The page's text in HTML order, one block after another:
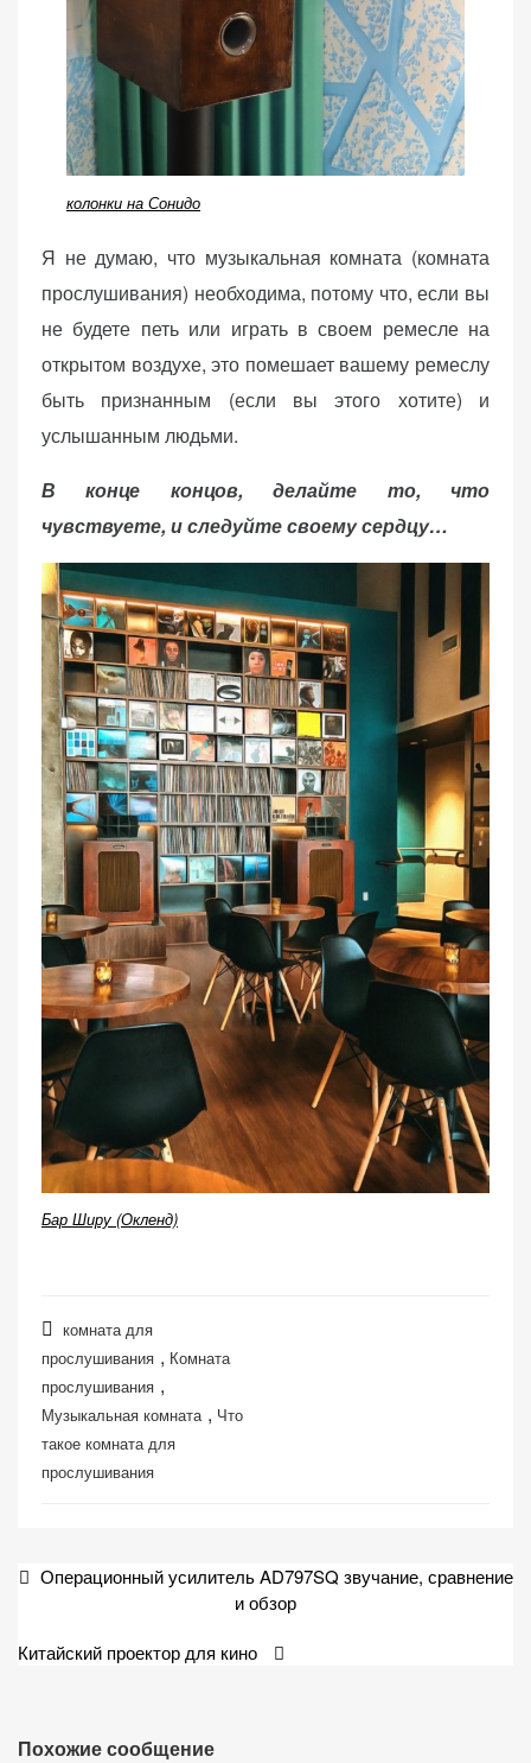
колонки на Сонидо
Я не думаю, что музыкальная комната (комната
прослушивания) необходима, потому что, если вы
не будете петь или играть в своем ремесле на
открытом воздухе, это помешает вашему ремеслу
быть признанным (если вы этого хотите) и
услышанным людьми.
В конце концов, делайте то, что
чувствуете, и следуйте своему сердцу…
Бар Ширу (Окленд)
комната для
прослушивания , Комната
прослушивания ,
Музыкальная комната , Что
такое комната для
прослушивания
Навигация
записям
Операционный усилитель AD797SQ звучание, сравнение
и обзор
Китайский проектор для кино
Похожие сообщение